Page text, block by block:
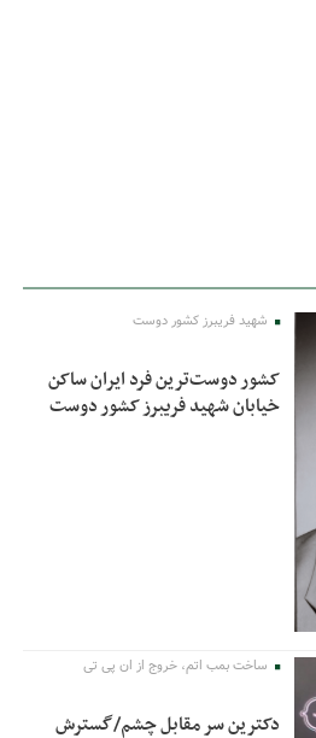
شهید فریبرز کشور دوست
کشور دوست‌ترین فرد ایران ساکن
خیابان شهید فریبرز کشور دوست
ساخت بمب اتم، خروج از ان پی تی
دکترین سر مقابل چشم/گسترش